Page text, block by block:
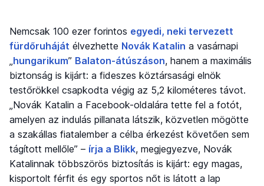
Nemcsak 100 ezer forintos egyedi, neki tervezett
fürdőruháját élvezhette Novák Katalin a vasárnapi
hungarikum” Balaton-átúszáson, hanem a maximális
biztonság is kijárt: a fideszes köztársasági elnök
testőrökkel csapkodta végig az 5,2 kilométeres távot.
„Novák Katalin a Facebook-oldalára tette fel a fotót,
amelyen az indulás pillanata látszik, közvetlen mögötte
a szakállas fiatalember a célba érkezést követően sem
tágított mellőle” – írja a Blikk, megjegyezve, Novák
Katalinnak többszörös biztosítás is kijárt: egy magas,
kisportolt férfit és egy sportos nőt is látott a lap